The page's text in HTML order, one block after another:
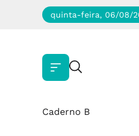
quinta-feira, 06/08/
Caderno B